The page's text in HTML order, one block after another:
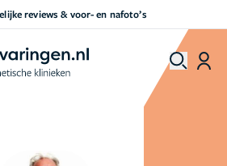
reviews & voor- en nafoto’s